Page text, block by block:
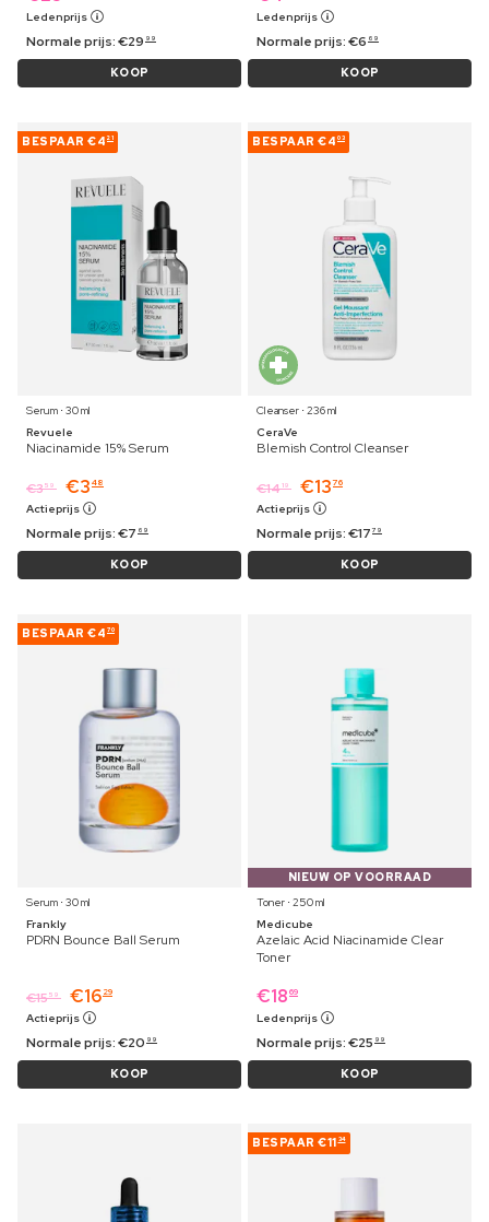
Ledenprijs
Normale prijs:€29 99
KOOP
Ledenprijs
Normale prijs:€6 69
KOOP
BESPAAR €4 21
Serum ⋅ 30 ml
Revuele
Niacinamide 15% Serum
€359 €3 48
Actieprijs
Normale prijs:€7 69
KOOP
BESPAAR €4 03
Cleanser ⋅ 236 ml
CeraVe
Blemish Control Cleanser
€1419 €13 76
Actieprijs
Normale prijs:€17 79
KOOP
BESPAAR €4 70
Serum ⋅ 30 ml
Frankly
PDRN Bounce Ball Serum
€1559 €16 29
Actieprijs
Normale prijs:€20 99
KOOP
NIEUW OP VOORRAAD
Toner ⋅ 250 ml
Medicube
Azelaic Acid Niacinamide Clear
Toner
€18 69
Ledenprijs
Normale prijs:€25 99
KOOP
BESPAAR €11 34